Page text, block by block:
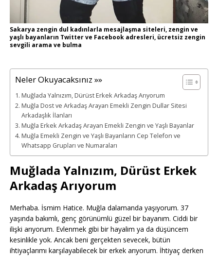
Sakarya zengin dul kadınlarla mesajlaşma siteleri, zengin ve
yaşlı bayanların Twitter ve Facebook adresleri, ücretsiz zengin
sevgili arama ve bulma
Neler Okuyacaksınız »»
Muğlada Yalnızım, Dürüst Erkek Arkadaş Arıyorum
Muğla Dost ve Arkadaş Arayan Emekli Zengin Dullar Sitesi
Arkadaşlık İlanları
Muğla Erkek Arkadaş Arayan Emekli Zengin ve Yaşlı Bayanlar
Muğla Emekli Zengin ve Yaşlı Bayanların Cep Telefon ve
Whatsapp Grupları ve Numaraları
Muğlada Yalnızım, Dürüst Erkek
Arkadaş Arıyorum
Merhaba. İsmim Hatice. Muğla dalamanda yaşıyorum. 37
yaşında bakımlı, genç görünümlü güzel bir bayanım. Ciddi bir
ilişki arıyorum. Evlenmek gibi bir hayalim ya da düşüncem
kesinlikle yok. Ancak beni gerçekten sevecek, bütün
ihtiyaçlarımı karşılayabilecek bir erkek arıyorum. İhtiyaç derken